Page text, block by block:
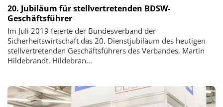
20. Jubiläum für stellvertretenden BDSW-
Geschäftsführer
Im Juli 2019 feierte der Bundesverband der
Sicherheitswirtschaft das 20. Dienstjubiläum des heutigen
stellvertretenden Geschäftsführers des Verbandes, Martin
Hildebrandt. Hildebran...